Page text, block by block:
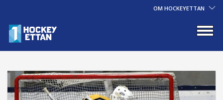
OM HOCKEYETTAN